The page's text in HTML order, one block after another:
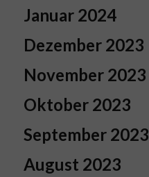
Januar 2024
Dezember 2023
November 2023
Oktober 2023
September 2023
August 2023